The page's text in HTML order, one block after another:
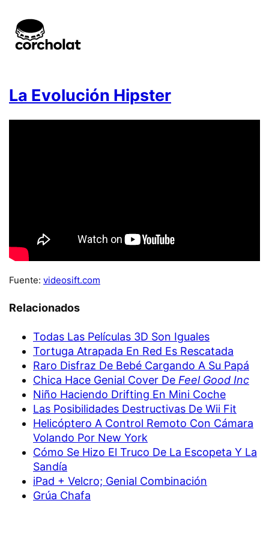
La Evolución Hipster
Fuente: videosift.com
Relacionados
Todas Las Películas 3D Son Iguales
Tortuga Atrapada En Red Es Rescatada
Raro Disfraz De Bebé Cargando A Su Papá
Chica Hace Genial Cover De Feel Good Inc
Niño Haciendo Drifting En Mini Coche
Las Posibilidades Destructivas De Wii Fit
Helicóptero A Control Remoto Con Cámara
Volando Por New York
Cómo Se Hizo El Truco De La Escopeta Y La
Sandía
iPad + Velcro; Genial Combinación
Grúa Chafa